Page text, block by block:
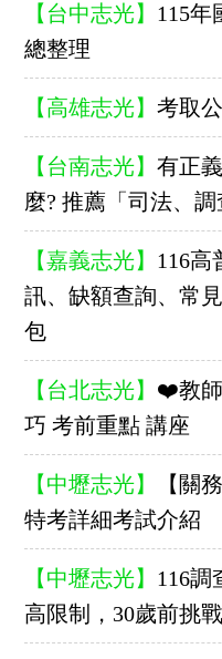
【台中志光】 115年
總整理
【高雄志光】 考取
【台南志光】 有正
麼? 推薦「司法、調
【嘉義志光】 116高
訊、缺額查詢、常
包
【台北志光】 ❤️教師
巧 考前重點 講座
【中壢志光】
【關
特考詳細考試介紹
【中壢志光】 116調
高限制，30歲前挑